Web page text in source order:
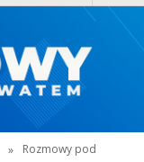
»
Rozmowy pod